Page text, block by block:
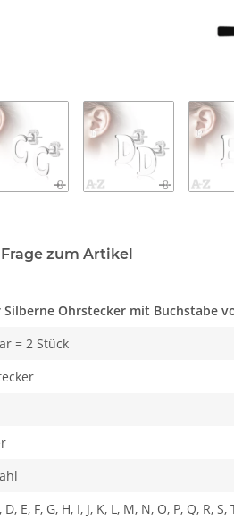
Frage zum Artikel
Silberne Ohrstecker mit Buchstabe
= 2 Stück
D, E, F, G, H, I, J, K, L, M, N, O, P, Q, R,